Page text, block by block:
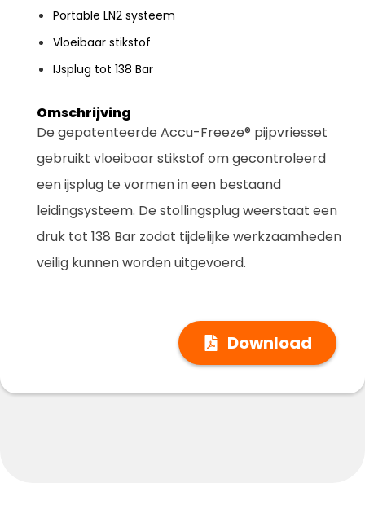
Download
Portable LN2 systeem
Vloeibaar stikstof
IJsplug tot 138 Bar
Omschrijving
De gepatenteerde Accu-Freeze® pijpvriesset
gebruikt vloeibaar stikstof om gecontroleerd
een ijsplug te vormen in een bestaand
leidingsysteem. De stollingsplug weerstaat een
druk tot 138 Bar zodat tijdelijke werkzaamheden
veilig kunnen worden uitgevoerd.